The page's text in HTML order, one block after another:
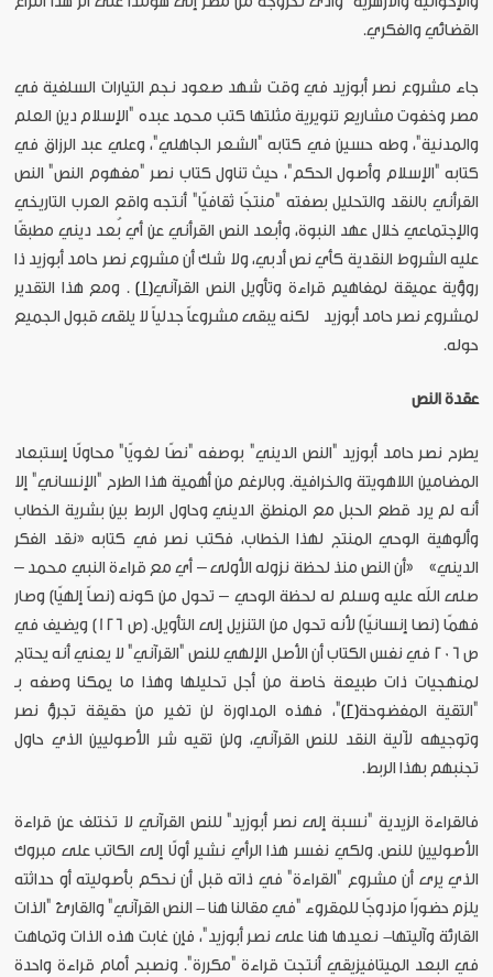
القضائي والفكري.
جاء مشروع نصر أبوزيد في وقت شهد صعود نجم التيارات السلفية في
مصر وخفوت مشاريع تنويرية مثلتها كتب محمد عبده "الإسلام دين العلم
والمدنية"، وطه حسين في كتابه "الشعر الجاهلي"، وعلي عبد الرزاق في
كتابه "الإسلام وأصول الحكم"، حيث تناول كتاب نصر "مفهوم النص" النص
القرأني بالنقد والتحليل بصفته "منتجًا ثقافيًا" أنتجه واقع العرب التاريخي
والإجتماعي خلال عهد النبوة، وأبعد النص القرأني عن أي بُعد ديني مطبقًا
عليه الشروط النقدية كأي نص أدبي، ولا شك أن مشروع نصر حامد أبوزيد ذا
روؤية عميقة لمفاهيم قراءة وتأويل النص القرآني[1]
. ومع هذا التقدير
لمشروع نصر حامد أبوزيد لكنه يبقى مشروعاً جدلياً لا يلقى قبول الجميع
حوله.
عقدة النص
يطرح نصر حامد أبوزيد "النص الديني" بوصفه "نصًا لغويًا" محاولًا إستبعاد
المضامين اللاهويتة والخرافية. وبالرغم من أهمية هذا الطرح "الإنساني" إلا
أنه لم يرد قطع الحبل مع المنطق الديني وحاول الربط بين بشرية الخطاب
وألوهية الوحي المنتج لهذا الخطاب، فكتب نصر في كتابه «نقد الفكر
الديني» «أن النص منذ لحظة نزوله الأولى – أي مع قراءة النبي محمد –
صلى الله عليه وسلم له لحظة الوحي – تحول من كونه (نصاً إلهيًا) وصار
فهمًا (نصا إنسانيًا) لأنه تحول من التنزيل إلى التأويل. (ص 126) ويضيف في
ص 206 في نفس الكتاب أن الأصل الإلهي للنص "القرآني" لا يعني أنه يحتاج
لمنهجيات ذات طبيعة خاصة من أجل تحليلها وهذا ما يمكنا وصفه بـ
"التقية المفضوحة[2]
"، فهذه المداورة لن تغير من حقيقة تجرؤ نصر
وتوجيهه لآلية النقد للنص القرآني، ولن تقيه شر الأصوليين الذي حاول
تجنبهم بهذا الربط.
فالقراءة الزيدية "نسبة إلى نصر أبوزيد" للنص القرآني لا تختلف عن قراءة
الأصوليين للنص. ولكي نفسر هذا الرأي نشير أولًا إلى الكاتب على مبروك
الذي يرى أن مشروع "القراءة" في ذاته قبل أن نحكم بأصوليته أو حداثته
يلزم حضورًا مزدوجًا للمقروء "في مقالنا هنا - النص القرآني" والقارئ "الذات
القارئة وآليتها- نعيدها هنا على نصر أبوزيد"، فإن غابت هذه الذات وتماهت
في البعد الميتافيزيقي أنتجت قراءة "مكررة". ونصبح أمام قراءة واحدة